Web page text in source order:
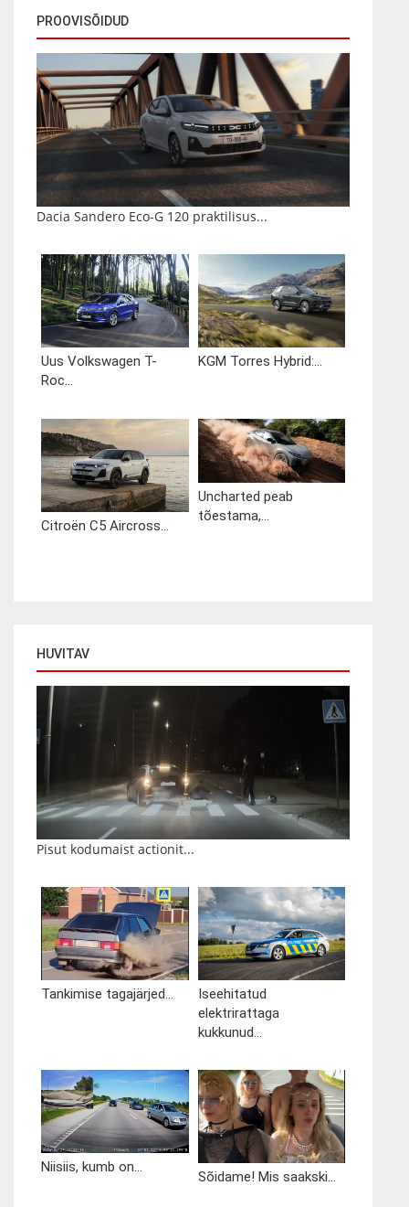
PROOVISÕIDUD
Dacia Sandero Eco-G 120 praktilisus...
Uus Volkswagen T-
Roc...
KGM Torres Hybrid:...
Citroën C5 Aircross...
Uncharted peab
tõestama,...
HUVITAV
Pisut kodumaist actionit...
Tankimise tagajärjed...
Iseehitatud
elektrirattaga
kukkunud...
Niisiis, kumb on...
Sõidame! Mis saakski...